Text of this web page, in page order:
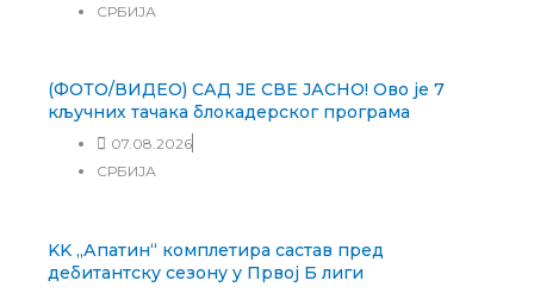
СРБИЈА
(ФОТО/ВИДЕО) САД ЈЕ СВЕ ЈАСНО! Ово је 7
кључних тачака блокадерског програма
07.08.2026
СРБИЈА
KK „Апатин“ комплетира састав пред
дебитантску сезону у Првој Б лиги